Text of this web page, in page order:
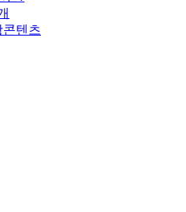
텐츠